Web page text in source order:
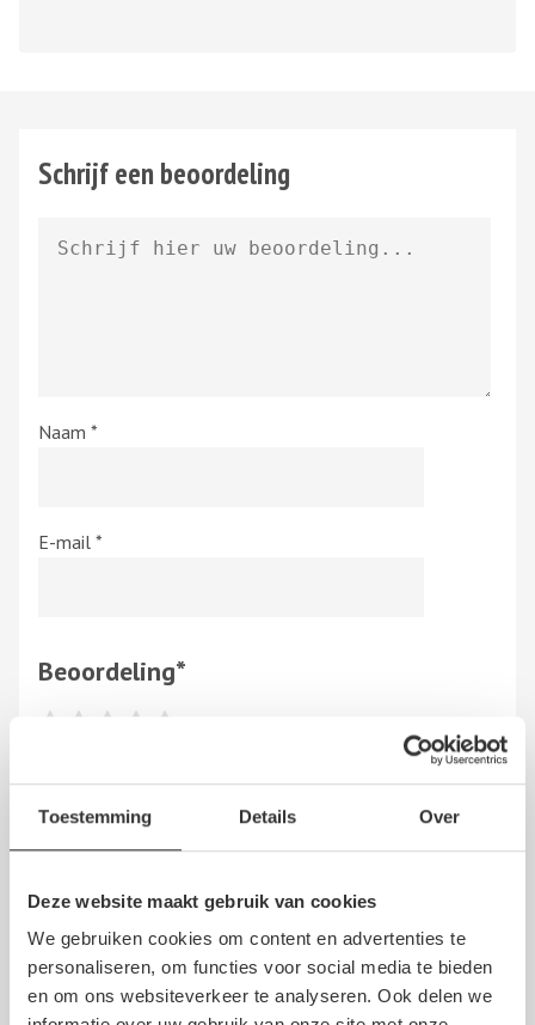
Toestemming Details Over
Deze website maakt gebruik van cookies
We gebruiken cookies om content en advertenties te
personaliseren, om functies voor social media te bieden
en om ons websiteverkeer te analyseren. Ook delen we
Schrijf een beoordeling
Naam *
E-mail *
Beoordeling*
Hierbij bevestig ik dat de review is gebaseerd op mijn
eigen ervaring en ik heb geen vergoeding en/of andere
Op het schrijven van een beoordeling zijn de
overeenkomstige toepassing.